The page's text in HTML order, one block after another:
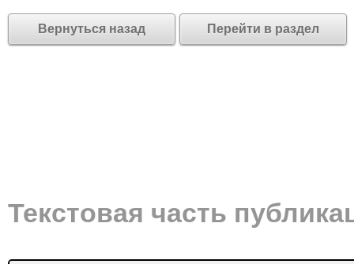
Вернуться назад Перейти в раздел
Текстовая часть